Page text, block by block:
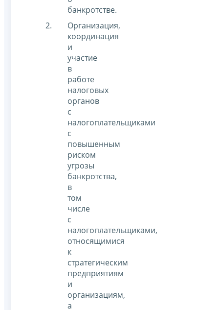
банкротстве.
Организация,
координация
и
участие
в
работе
налоговых
органов
с
налогоплательщиками
с
повышенным
риском
угрозы
банкротства,
в
том
числе
с
налогоплательщиками,
относящимися
к
стратегическим
предприятиям
и
организациям,
а